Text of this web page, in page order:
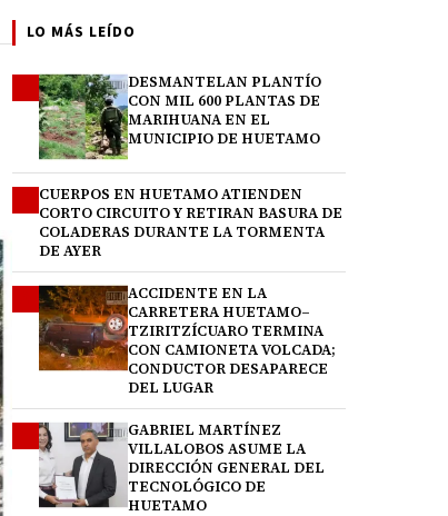
LO MÁS LEÍDO
DESMANTELAN PLANTÍO
CON MIL 600 PLANTAS DE
MARIHUANA EN EL
MUNICIPIO DE HUETAMO
CUERPOS EN HUETAMO ATIENDEN
CORTO CIRCUITO Y RETIRAN BASURA DE
COLADERAS DURANTE LA TORMENTA
DE AYER
ACCIDENTE EN LA
CARRETERA HUETAMO–
TZIRITZÍCUARO TERMINA
CON CAMIONETA VOLCADA;
CONDUCTOR DESAPARECE
DEL LUGAR
GABRIEL MARTÍNEZ
VILLALOBOS ASUME LA
DIRECCIÓN GENERAL DEL
TECNOLÓGICO DE
HUETAMO